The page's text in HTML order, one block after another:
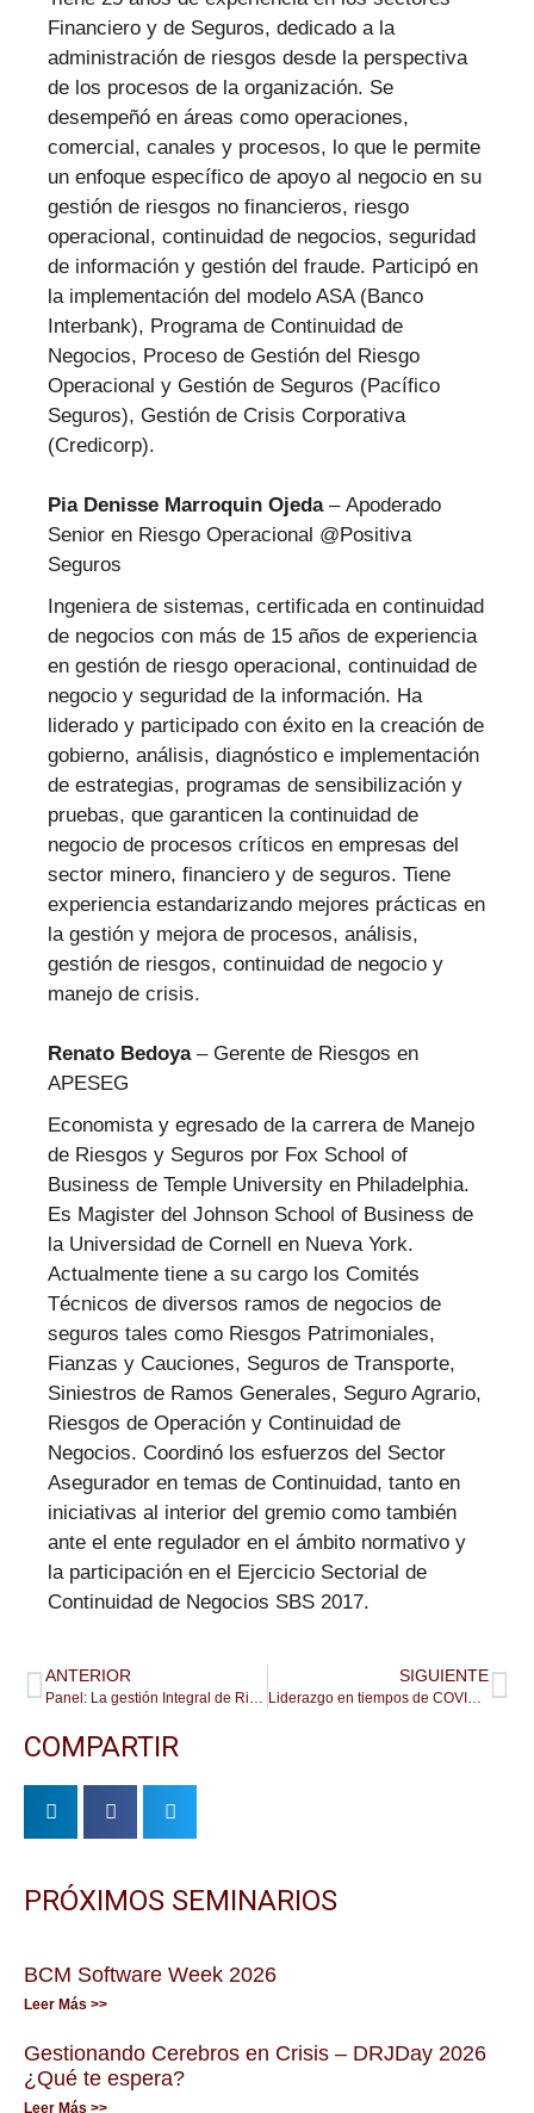
Financiero y de Seguros, dedicado a la
administración de riesgos desde la perspectiva
de los procesos de la organización. Se
desempeñó en áreas como operaciones,
comercial, canales y procesos, lo que le permite
un enfoque específico de apoyo al negocio en su
gestión de riesgos no financieros, riesgo
operacional, continuidad de negocios, seguridad
de información y gestión del fraude. Participó en
la implementación del modelo ASA (Banco
Interbank), Programa de Continuidad de
Negocios, Proceso de Gestión del Riesgo
Operacional y Gestión de Seguros (Pacífico
Seguros), Gestión de Crisis Corporativa
(Credicorp).
Pia Denisse Marroquin Ojeda– Apoderado
Senior en Riesgo Operacional @Positiva
Seguros
Ingeniera de sistemas, certificada en continuidad
de negocios con más de 15 años de experiencia
en gestión de riesgo operacional, continuidad de
negocio y seguridad de la información. Ha
liderado y participado con éxito en la creación de
gobierno, análisis, diagnóstico e implementación
de estrategias, programas de sensibilización y
pruebas, que garanticen la continuidad de
negocio de procesos críticos en empresas del
sector minero, financiero y de seguros. Tiene
experiencia estandarizando mejores prácticas en
la gestión y mejora de procesos, análisis,
gestión de riesgos, continuidad de negocio y
manejo de crisis.
Renato Bedoya– Gerente de Riesgos en
APESEG
Economista y egresado de la carrera de Manejo
de Riesgos y Seguros por Fox School of
Business de Temple University en Philadelphia.
Es Magister del Johnson School of Business de
la Universidad de Cornell en Nueva York.
Actualmente tiene a su cargo los Comités
Técnicos de diversos ramos de negocios de
seguros tales como Riesgos Patrimoniales,
Fianzas y Cauciones, Seguros de Transporte,
Siniestros de Ramos Generales, Seguro Agrario,
Riesgos de Operación y Continuidad de
Negocios. Coordinó los esfuerzos del Sector
Asegurador en temas de Continuidad, tanto en
iniciativas al interior del gremio como también
ante el ente regulador en el ámbito normativo y
la participación en el Ejercicio Sectorial de
Continuidad de Negocios SBS 2017.
ANTERIOR
Panel: La gestión Integral de Riesgos de Desastres en el ámbito público en tiempos del COVID 19
SIGUIENTE
Liderazgo en tiempos de COVID-19. ¿Qué necesitan los colaboradores hoy de sus líderes?
COMPARTIR
PRÓXIMOS SEMINARIOS
BCM Software Week 2026
Leer Más >>
Gestionando Cerebros en Crisis – DRJDay 2026
¿Qué te espera?
Leer Más >>